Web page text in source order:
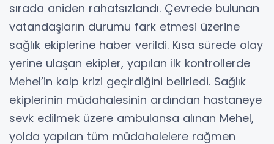
sırada aniden rahatsızlandı. Çevrede bulunan
vatandaşların durumu fark etmesi üzerine
sağlık ekiplerine haber verildi. Kısa sürede olay
yerine ulaşan ekipler, yapılan ilk kontrollerde
Mehel’in kalp krizi geçirdiğini belirledi. Sağlık
ekiplerinin müdahalesinin ardından hastaneye
sevk edilmek üzere ambulansa alınan Mehel,
yolda yapılan tüm müdahalelere rağmen